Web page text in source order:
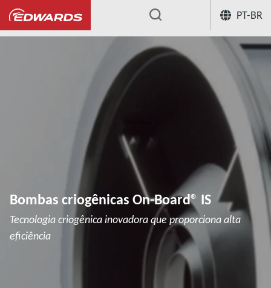
PT-BR
... Bombas criogênicas Bombas
Bombas criogênicas On-Board® IS
Tecnologia criogênica inovadora que proporciona alta
eficiência